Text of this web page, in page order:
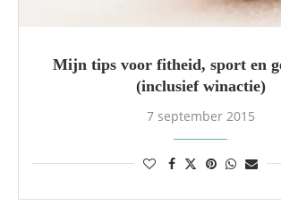
Mijn tips voor fitheid, sport en
(inclusief winactie)
7 september 2015